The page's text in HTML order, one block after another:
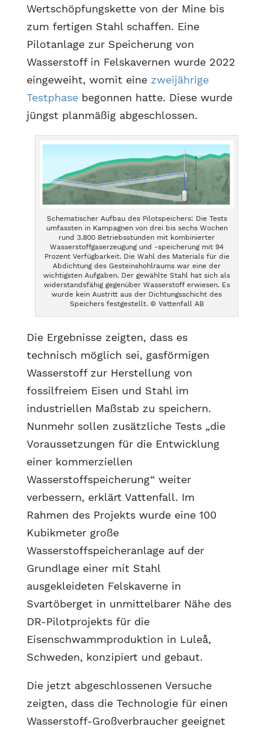
Wertschöpfungskette von der Mine bis
zum fertigen Stahl schaffen. Eine
Pilotanlage zur Speicherung von
Wasserstoff in Felskavernen wurde 2022
eingeweiht, womit eine zweijährige
Testphasebegonnen hatte. Diese wurde
jüngst planmäßig abgeschlossen.
Schematischer Aufbau des Pilotspeichers: Die Tests
umfassten in Kampagnen von drei bis sechs Wochen
rund 3.800 Betriebsstunden mit kombinierter
Wasserstoffgaserzeugung und -speicherung mit 94
Prozent Verfügbarkeit. Die Wahl des Materials für die
Abdichtung des Gesteinshohlraums war eine der
wichtigsten Aufgaben. Der gewählte Stahl hat sich als
widerstandsfähig gegenüber Wasserstoff erwiesen. Es
wurde kein Austritt aus der Dichtungsschicht des
Speichers festgestellt. © Vattenfall AB
Die Ergebnisse zeigten, dass es
technisch möglich sei, gasförmigen
Wasserstoff zur Herstellung von
fossilfreiem Eisen und Stahl im
industriellen Maßstab zu speichern.
Nunmehr sollen zusätzliche Tests „die
Voraussetzungen für die Entwicklung
einer kommerziellen
Wasserstoffspeicherung“ weiter
verbessern, erklärt Vattenfall. Im
Rahmen des Projekts wurde eine 100
Kubikmeter große
Wasserstoffspeicheranlage auf der
Grundlage einer mit Stahl
ausgekleideten Felskaverne in
Svartöberget in unmittelbarer Nähe des
DR-Pilotprojekts für die
Eisenschwammproduktion in Luleå,
Schweden, konzipiert und gebaut.
Die jetzt abgeschlossenen Versuche
zeigten, dass die Technologie für einen
Wasserstoff-Großverbraucher geeignet